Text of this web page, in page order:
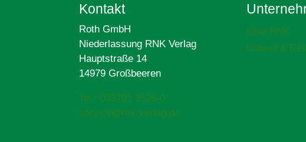
Kontakt
Roth GmbH
Niederlassung RNK Verlag
Hauptstraße 14
14979 Großbeeren
Tel.: 033701 3526-0
service@rnk-verlag.de
Über RNK
Umwelt &